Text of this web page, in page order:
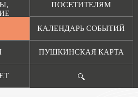
ПОСЕТИТЕЛЯМ
КАЛЕНДАРЬ СОБЫТИЙ
ПУШКИНСКАЯ КАРТА
🔍